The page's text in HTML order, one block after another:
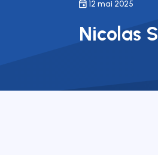
12 mai 2025
Nicolas